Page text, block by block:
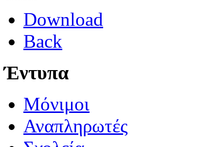
Download
Back
Έντυπα
Μόνιμοι
Αναπληρωτές